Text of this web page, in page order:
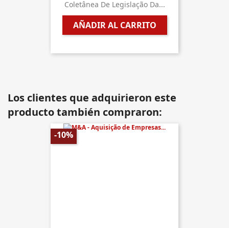
Coletânea De Legislação Da...
AÑADIR AL CARRITO
Los clientes que adquirieron este
producto también compraron:
-10%